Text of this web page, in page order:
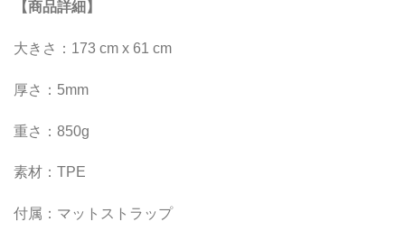
【商品詳細】
大きさ：173 cm x 61 cm
厚さ：5mm
重さ：850g
素材：TPE
付属：マットストラップ